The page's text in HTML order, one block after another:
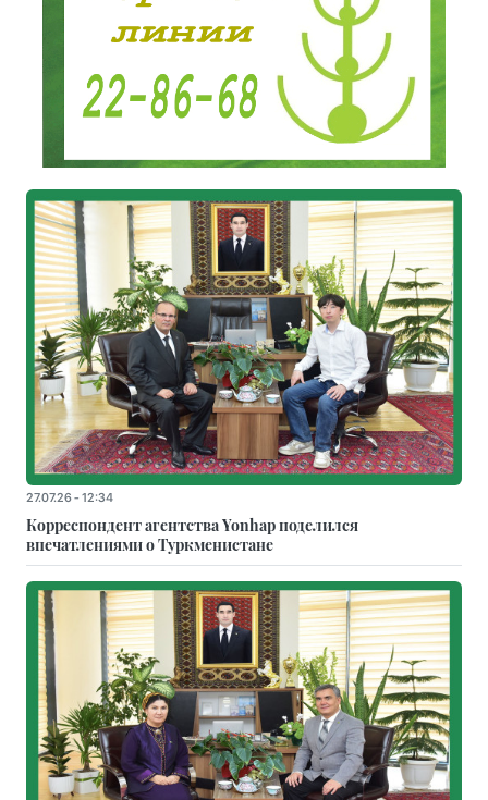
27.07.26 - 12:34
Корреспондент агентства Yonhap поделился
впечатлениями о Туркменистане